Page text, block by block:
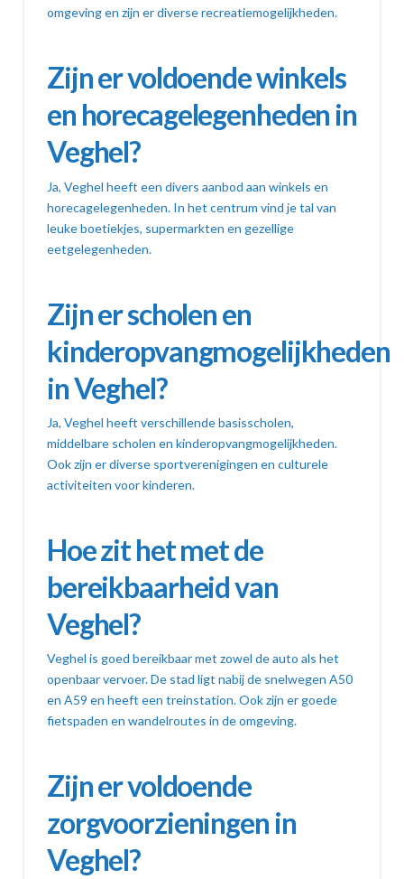
omgeving en zijn er diverse recreatiemogelijkheden.
Zijn er voldoende winkels
en horecagelegenheden in
Veghel?
Ja, Veghel heeft een divers aanbod aan winkels en
horecagelegenheden. In het centrum vind je tal van
leuke boetiekjes, supermarkten en gezellige
eetgelegenheden.
Zijn er scholen en
kinderopvangmogelijkheden
in Veghel?
Ja, Veghel heeft verschillende basisscholen,
middelbare scholen en kinderopvangmogelijkheden.
Ook zijn er diverse sportverenigingen en culturele
activiteiten voor kinderen.
Hoe zit het met de
bereikbaarheid van
Veghel?
Veghel is goed bereikbaar met zowel de auto als het
openbaar vervoer. De stad ligt nabij de snelwegen A50
en A59 en heeft een treinstation. Ook zijn er goede
fietspaden en wandelroutes in de omgeving.
Zijn er voldoende
zorgvoorzieningen in
Veghel?